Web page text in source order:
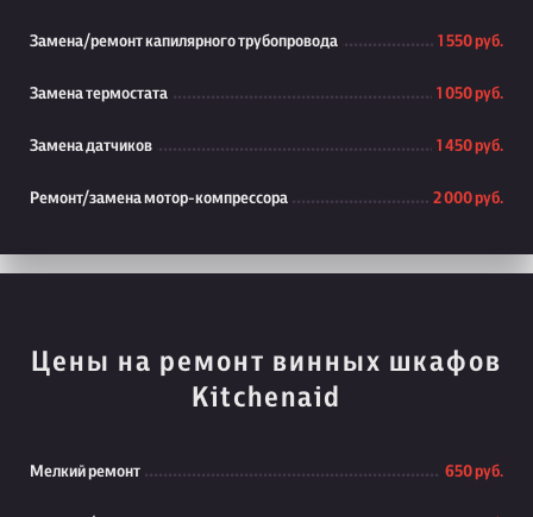
Замена/ремонт капилярного трубопровода 1 550 руб.
Замена термостата 1 050 руб.
Замена датчиков 1 450 руб.
Ремонт/замена мотор-компрессора 2 000 руб.
Цены на ремонт винных шкафов
Kitchenaid
Мелкий ремонт 650 руб.